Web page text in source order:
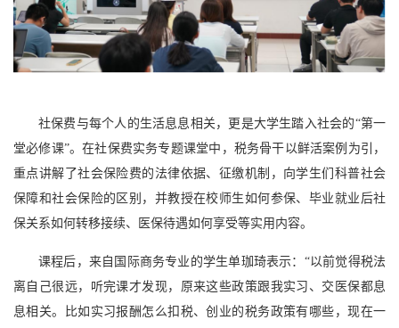
社保费与每个人的生活息息相关，更是大学生踏入社会的“第一
堂必修课”。在社保费实务专题课堂中，税务骨干以鲜活案例为引，
重点讲解了社会保险费的法律依据、征缴机制，向学生们科普社会
保障和社会保险的区别，并教授在校师生如何参保、毕业就业后社
保关系如何转移接续、医保待遇如何享受等实用内容。
课程后，来自国际商务专业的学生单珈琦表示：“以前觉得税法
离自己很远，听完课才发现，原来这些政策跟我实习、交医保都息
息相关。比如实习报酬怎么扣税、创业的税务政策有哪些，现在一